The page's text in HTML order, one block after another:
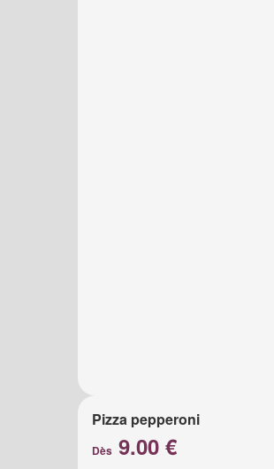
Pizza pepperoni
Dès 9.00 €